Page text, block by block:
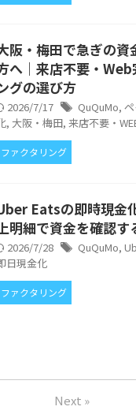
阪・梅田で急ぎの資
へ｜来店不要・Web
グの選び方
2026/7/17 QuQuMo,
, 大阪・梅田, 来店不要・
ファクタリング
Eatsの即時現金
明細で資金を確認す
2026/7/28 QuQuMo,
日現金化
ファクタリング
Next »